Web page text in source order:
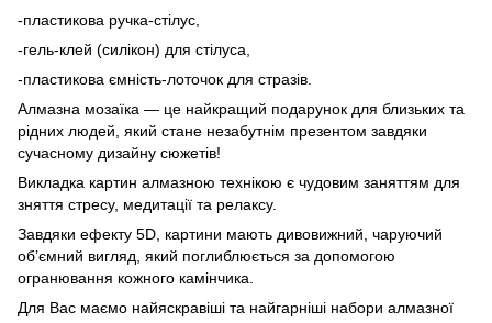
-пластикова ручка-стілус,
-гель-клей (силікон) для стілуса,
-пластикова ємність-лоточок для стразів.
Алмазна мозаїка — це найкращий подарунок для близьких та
рідних людей, який стане незабутнім презентом завдяки
сучасному дизайну сюжетів!
Викладка картин алмазною технікою є чудовим заняттям для
зняття стресу, медитації та релаксу.
Завдяки ефекту 5D, картини мають дивовижний, чаруючий
об’ємний вигляд, який поглиблюється за допомогою
огранювання кожного камінчика.
Для Вас маємо найяскравіші та найгарніші набори алмазної